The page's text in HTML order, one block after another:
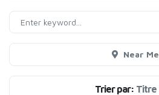
Near Me
Trier par: Titre